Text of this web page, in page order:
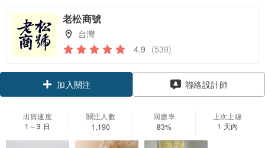
老松商號
台灣
4.9 (539)
領優惠券
加入關注
聯絡設計師
出貨速度
1～3 日
關注人數
1,190
回應率
83%
上次上線
1 天內